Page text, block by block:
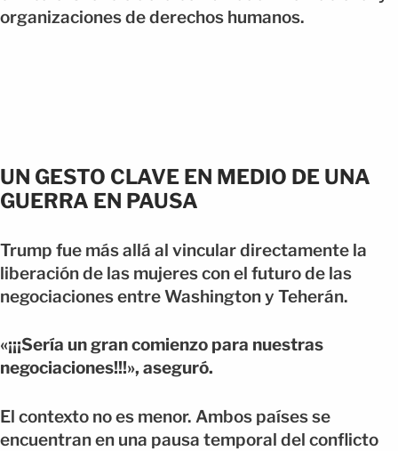
organizaciones de derechos humanos.
UN GESTO CLAVE EN MEDIO DE UNA
GUERRA EN PAUSA
Trump fue más allá al vincular directamente la
liberación de las mujeres con el futuro de las
negociaciones entre Washington y Teherán.
«¡¡¡Sería un gran comienzo para nuestras
negociaciones!!!», aseguró.
El contexto no es menor. Ambos países se
encuentran en una pausa temporal del conflicto